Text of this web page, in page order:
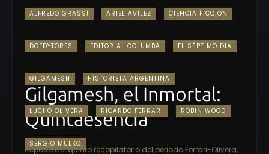
Gilgamesh, el Inmortal:
Quintaesencia
Repaso del quinto recopilatorio del periodo Ferrari-Olivera,
ALFREDO GRASSI ARIEL AVILEZ CIENCIA FICCIÓN
DOEDYTORES EDITORIAL COLUMBA EL SÉPTIMO DIA
GILGAMESH HISTORIETA ARGENTINA
LUCHO OLIVERA RICARDO FERRARI ROBIN WOOD
SERGIO MULKO